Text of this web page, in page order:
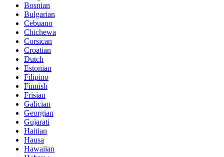
Bosnian
Bulgarian
Cebuano
Chichewa
Corsican
Croatian
Dutch
Estonian
Filipino
Finnish
Frisian
Galician
Georgian
Gujarati
Haitian
Hausa
Hawaiian